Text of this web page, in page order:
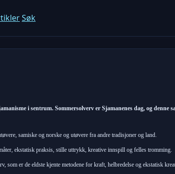
Søk
i sentrum. Sommersolverv er Sjamanenes dag, og
samiske og norske og utøvere fra andre tradisjoner og land.
ekstatisk praksis, stille uttrykk, kreative innspill og felles tromming.
som er de eldste kjente metodene for kraft, helbredelse og ekstatisk